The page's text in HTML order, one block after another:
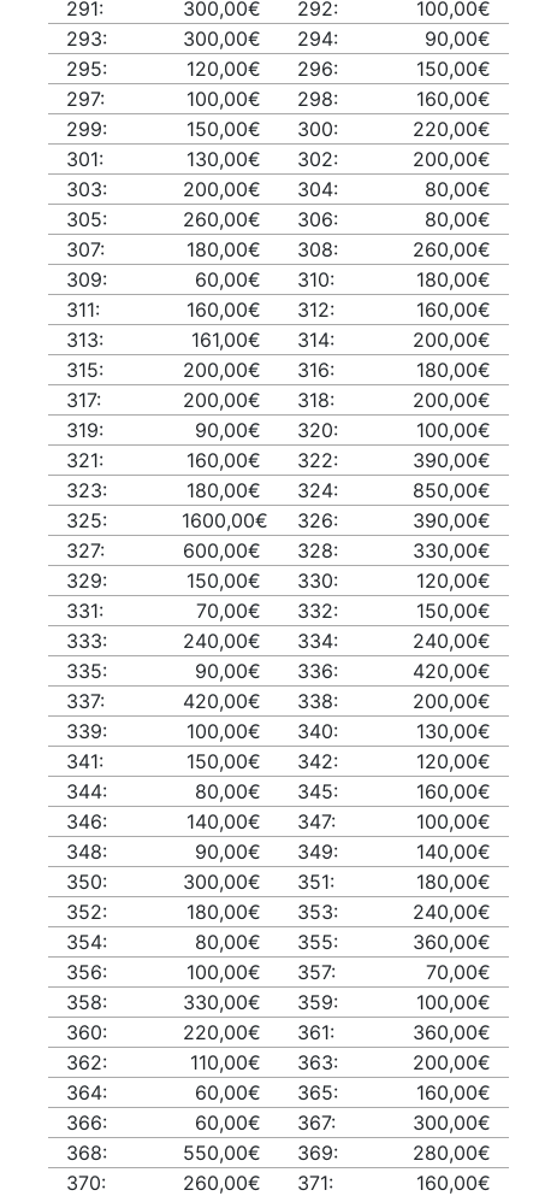
291: 300,00€ 292:
100,00€
293:
300,00€ 294:
90,00€
295:
120,00€ 296:
150,00€
297:
100,00€ 298:
160,00€
299:
150,00€ 300:
220,00€
301:
130,00€ 302:
200,00€
303:
200,00€ 304:
80,00€
305:
260,00€ 306:
80,00€
307:
180,00€ 308:
260,00€
309:
60,00€ 310:
180,00€
311:
160,00€ 312:
160,00€
313:
161,00€ 314:
200,00€
315:
200,00€ 316:
180,00€
317:
200,00€ 318:
200,00€
319:
90,00€ 320:
100,00€
321:
160,00€ 322:
390,00€
323:
180,00€ 324:
850,00€
325:
1600,00€ 326:
390,00€
327:
600,00€ 328:
330,00€
329:
150,00€ 330:
120,00€
331:
70,00€ 332:
150,00€
333:
240,00€ 334:
240,00€
335:
90,00€ 336:
420,00€
337:
420,00€ 338:
200,00€
339:
100,00€ 340:
130,00€
341:
150,00€ 342:
120,00€
344:
80,00€ 345:
160,00€
346:
140,00€ 347:
100,00€
348:
90,00€ 349:
140,00€
350:
300,00€ 351:
180,00€
352:
180,00€ 353:
240,00€
354:
80,00€ 355:
360,00€
356:
100,00€ 357:
70,00€
358:
330,00€ 359:
100,00€
360:
220,00€ 361:
360,00€
362:
110,00€ 363:
200,00€
364:
60,00€ 365:
160,00€
366:
60,00€ 367:
300,00€
368:
550,00€ 369:
280,00€
370:
260,00€ 371:
160,00€